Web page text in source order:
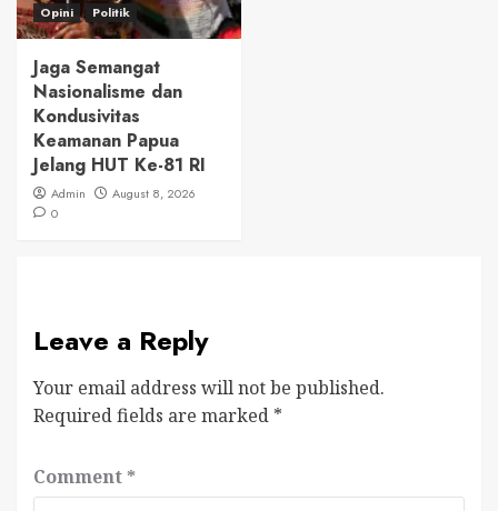
Opini Politik
Jaga Semangat
Nasionalisme dan
Kondusivitas
Keamanan Papua
Jelang HUT Ke-81 RI
Admin
August 8, 2026
0
Leave a Reply
Your email address will not be published.
Required fields are marked *
Comment *